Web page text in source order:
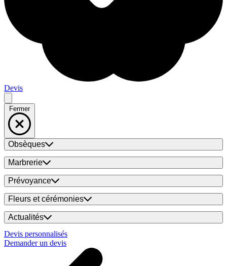
Devis
Fermer
Obsèques
Marbrerie
Prévoyance
Fleurs et cérémonies
Actualités
Devis personnalisés
Demander un devis